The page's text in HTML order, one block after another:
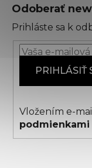
Odoberať
Prihláste sa k
PRIHLÁSIŤ
Vložením e-
podmienkami